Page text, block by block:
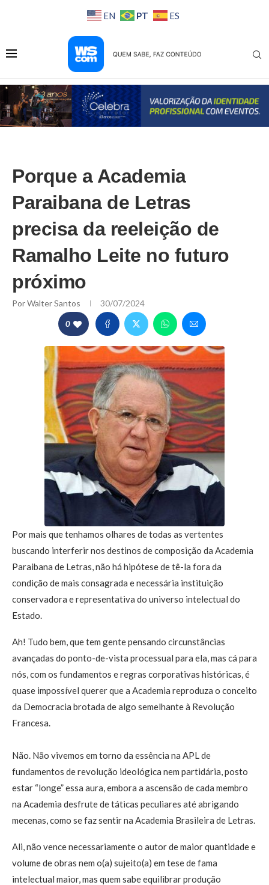
EN PT ES
Porque a Academia
Paraibana de Letras
precisa da reeleição de
Ramalho Leite no futuro
próximo
PorWalter Santos 30/07/2024
0
Por mais que tenhamos olhares de todas as vertentes
buscando interferir nos destinos de composição da Academia
Paraibana de Letras, não há hipótese de tê-la fora da
condição de mais consagrada e necessária instituição
conservadora e representativa do universo intelectual do
Estado.
Ah! Tudo bem, que tem gente pensando circunstâncias
avançadas do ponto-de-vista processual para ela, mas cá para
nós, com os fundamentos e regras corporativas históricas, é
quase impossível querer que a Academia reproduza o conceito
da Democracia brotada de algo semelhante à Revolução
Francesa.
Não. Não vivemos em torno da essência na APL de
fundamentos de revolução ideológica nem partidária, posto
estar “longe” essa aura, embora a ascensão de cada membro
na Academia desfrute de táticas peculiares até abrigando
mecenas, como se faz sentir na Academia Brasileira de Letras.
Ali, não vence necessariamente o autor de maior quantidade e
volume de obras nem o(a) sujeito(a) em tese de fama
intelectual maior, mas quem sabe equilibrar produção